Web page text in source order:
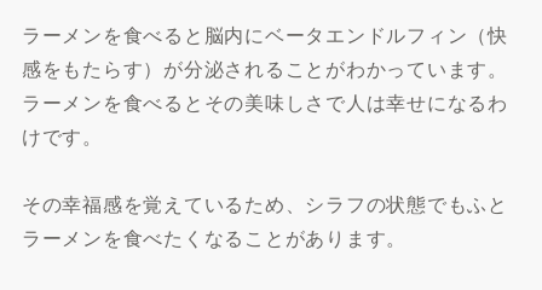
ラーメンを食べると脳内にベータエンドルフィン（快
感をもたらす）が分泌されることがわかっています。
ラーメンを食べるとその美味しさで人は幸せになるわ
けです。
その幸福感を覚えているため、シラフの状態でもふと
ラーメンを食べたくなることがあります。